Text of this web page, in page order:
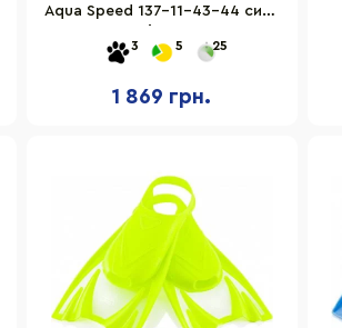
Aqua Speed 137-11-43-44 синій,
3 5 25
1 869 грн.